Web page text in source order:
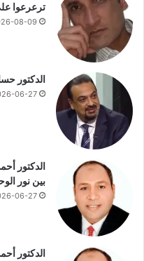
ك
ي
ع
ل
ى
ة
ترعرعوا
08-09
الدكتور
06-27
الدكتور
بين نور
06-27
الدكتور